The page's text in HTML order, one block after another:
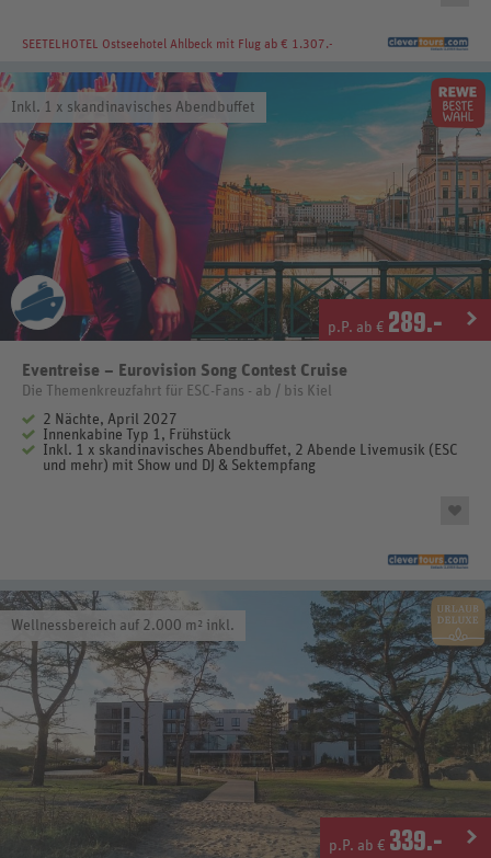
SEETELHOTEL Ostseehotel Ahlbeck mit Flug ab € 1.307.-
Inkl. 1 x skandinavisches Abendbuffet
p.P. ab € 289.-
Eventreise – Eurovision Song Contest Cruise
Die Themenkreuzfahrt für ESC-Fans - ab / bis Kiel
2 Nächte, April 2027
Innenkabine Typ 1, Frühstück
Inkl. 1 x skandinavisches Abendbuffet, 2 Abende Livemusik (ESC
und mehr) mit Show und DJ & Sektempfang
Wellnessbereich auf 2.000 m² inkl.
p.P. ab € 339.-